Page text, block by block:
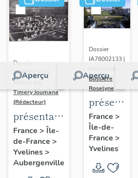
Aperçu
Dossier
IA78002210 |
Réalisé par
Timery Joumana
(Rédacteur)
présentation
de l'étude
d'Elisabethville
France > Île-
de-France >
Yvelines>
Aubergenville
Aperçu
Dossier
IA78002133 |
Bussière
Roselyne
du
diagnostic
et
France >
Île-de-
France >
Yvelines